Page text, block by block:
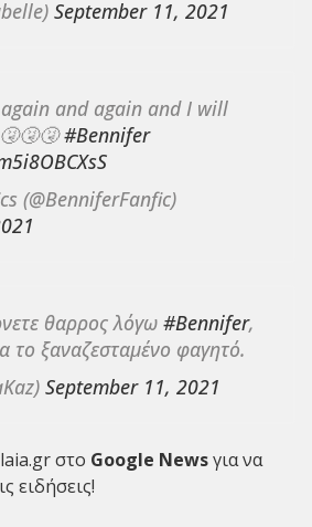
September 11, 2021
and again and I will
#Bennifer
(@BenniferFanfic)
θαρρος λόγω #Bennifer,
το ξαναζεσταμένο φαγητό.
September 11, 2021
στο Google Newsγια να
ειδήσεις!